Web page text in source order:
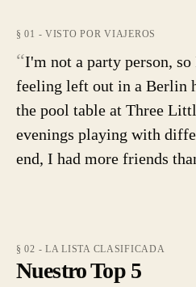
§ 01 - VISTO POR VIAJEROS
“I'm not a party person,
feeling left out in a Berlin
the pool table at Three
evenings playing with
end, I had more friends
§ 02 - LA LISTA CLASIFICADA
Nuestro Top 5